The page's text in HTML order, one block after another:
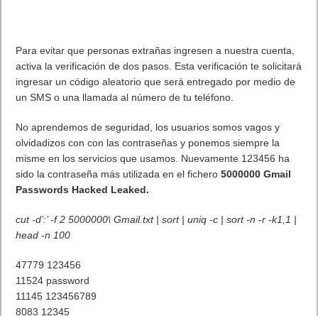
Para evitar que personas extrañas ingresen a nuestra cuenta,
activa la verificación de dos pasos. Esta verificación te solicitará
ingresar un código aleatorio que será entregado por medio de
un SMS o una llamada al número de tu teléfono.
No aprendemos de seguridad, los usuarios somos vagos y
olvidadizos con con las contraseñas y ponemos siempre la
misme en los servicios que usamos. Nuevamente 123456 ha
sido la contraseña más utilizada en el fichero5000000 Gmail
Passwords Hacked Leaked.
cut -d’:’ -f 2 5000000\ Gmail.txt | sort | uniq -c | sort -n -r -k1,1 |
head -n 100
47779 123456
11524 password
11145 123456789
8083 12345